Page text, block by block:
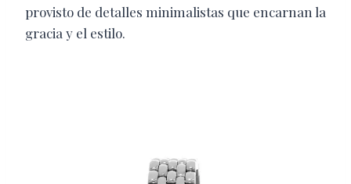
provisto de detalles minimalistas que encarnan la
gracia y el estilo.